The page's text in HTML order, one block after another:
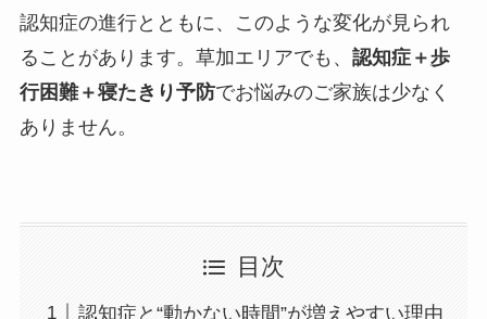
認知症の進行とともに、このような変化が見られ
ることがあります。草加エリアでも、 認知症＋歩
行困難＋寝たきり予防でお悩みのご家族は少なく
ありません。
目次
認知症と“動かない時間”が増えやすい理由